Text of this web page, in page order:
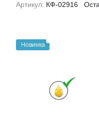
Артикул: КФ-02916
Новинка